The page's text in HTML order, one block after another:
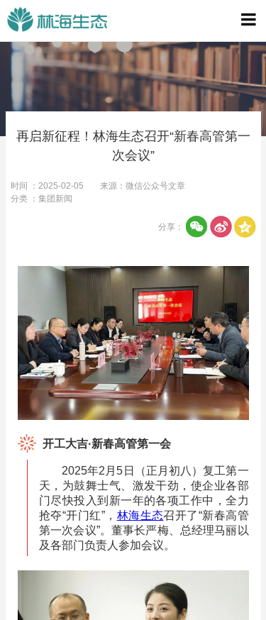
首页
关于林
林海业
宣传视
联系
再启新征程！林海生态召开“新春高管第一
次会议”
时间 ：2025-02-05
来源：微信公众号文章
分类 ：集团新闻
分享：
开工大吉·新春高管第一会
2025年2月5日（正月初八）复工第一
天，为鼓舞士气、激发干劲，使企业各部
门尽快投入到新一年的各项工作中，全力
抢夺“开门红”， 林海生态召开了“新春高管
第一次会议”。董事长严梅、总经理马丽以
及各部门负责人参加会议。